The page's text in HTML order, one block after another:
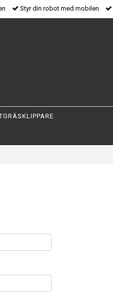
Styr din robot med mobilen